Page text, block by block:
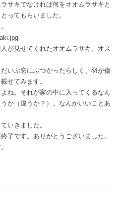
サキでなければ何をオオムラサキと
ってもらいました。
が見せてくれたオオムラサキ。オス
いぶ窓にぶつかったらしく、羽が傷
せてみます。
ね。それが家の中に入ってくるなん
か（違うか？）。なんかいいことあ
いきました。
了です。ありがとうございました。